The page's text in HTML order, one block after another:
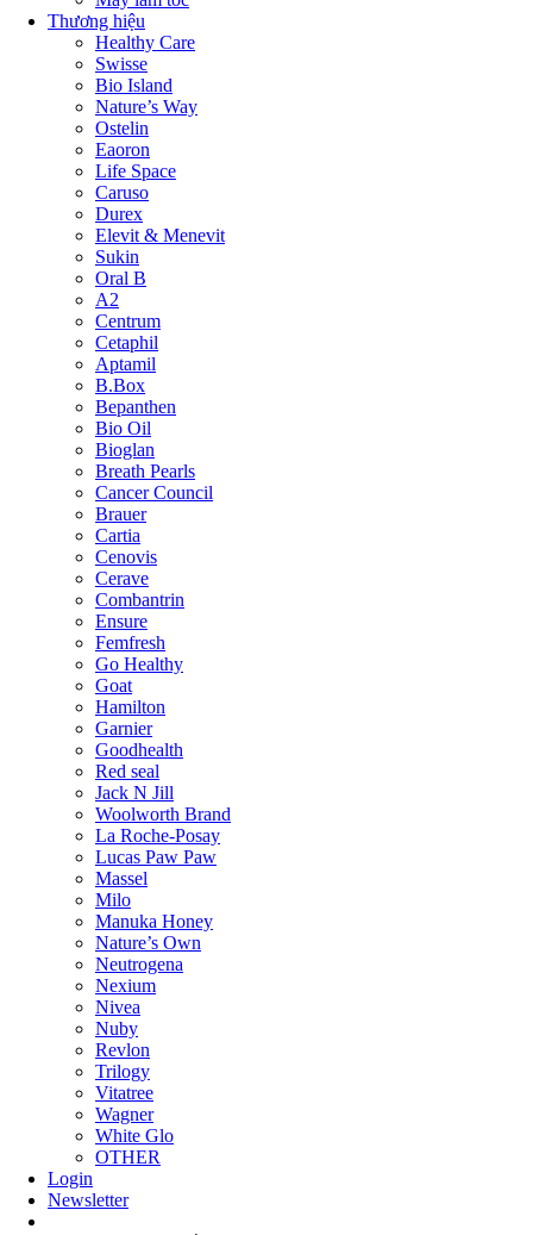
Thương hiệu
Healthy Care
Swisse
Bio Island
Nature’s Way
Ostelin
Eaoron
Life Space
Caruso
Durex
Elevit & Menevit
Sukin
Oral B
A2
Centrum
Cetaphil
Aptamil
B.Box
Bepanthen
Bio Oil
Bioglan
Breath Pearls
Cancer Council
Brauer
Cartia
Cenovis
Cerave
Combantrin
Ensure
Femfresh
Go Healthy
Goat
Hamilton
Garnier
Goodhealth
Red seal
Jack N Jill
Woolworth Brand
La Roche-Posay
Lucas Paw Paw
Massel
Milo
Manuka Honey
Nature’s Own
Neutrogena
Nexium
Nivea
Nuby
Revlon
Trilogy
Vitatree
Wagner
White Glo
OTHER
Login
Newsletter